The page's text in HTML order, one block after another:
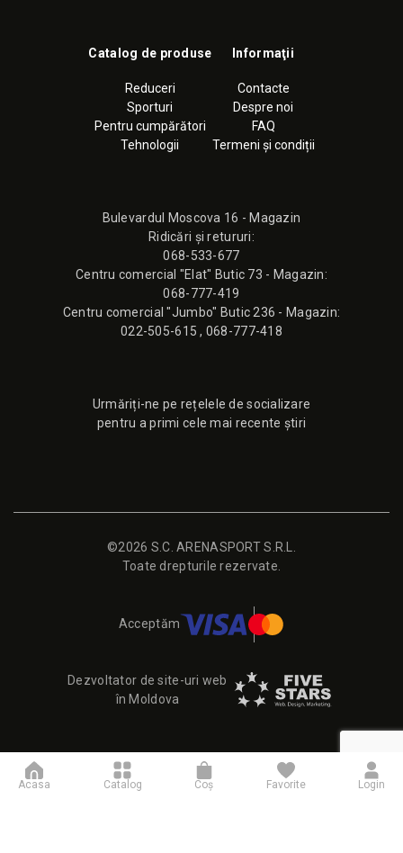
Catalog de produse
Reduceri
Sporturi
Pentru cumpărători
Tehnologii
Informaţii
Contacte
Despre noi
FAQ
Termeni și condiții
Bulevardul Moscova 16 - Magazin
Ridicări și retururi:
068-533-677
Сentru comercial "Elat" Butic 73 - Magazin:
068-777-419
Сentru comercial "Jumbo" Butic 236 - Magazin:
022-505-615, 068-777-418
Urmăriți-ne pe rețelele de socializare
pentru a primi cele mai recente știri
©2026 S.C. ARENASPORT S.R.L.
Toate drepturile rezervate.
Acceptăm
Dezvoltator de site-uri web
în Moldova
Acasa Catalog Coş Favorite Login